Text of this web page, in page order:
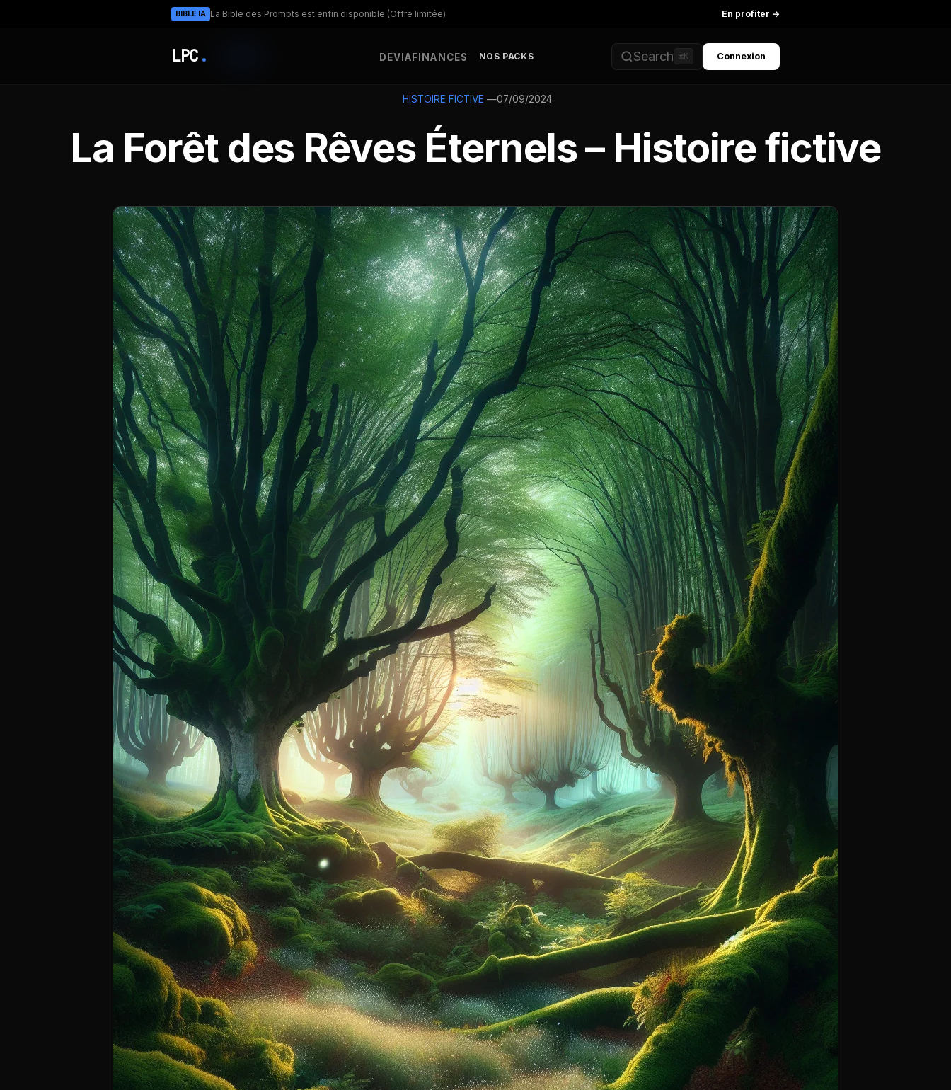
BIBLE IA La Bible des Prompts est enfin disponible (Offre limitée) En profiter →
LPC . DEVIAFINANCES NOS PACKS Search ⌘K Connexion
HISTOIRE FICTIVE —07/09/2024
La Forêt des Rêves Éternels – Histoire fictive